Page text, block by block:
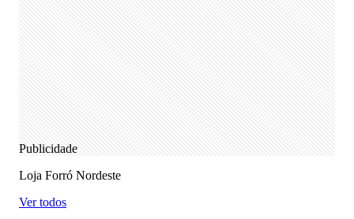
Publicidade
Loja Forró Nordeste
Ver todos